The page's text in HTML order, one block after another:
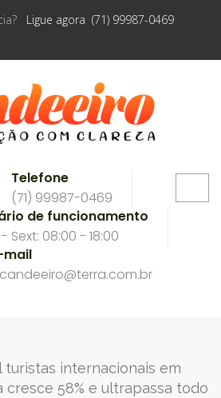
Ligue agora (71) 99987-0469
Telefone
(71) 99987-0469
de funcionamento
Sext: 08:00 - 18:00
mail
turistas internacionais em
cresce 58% e ultrapassa todo